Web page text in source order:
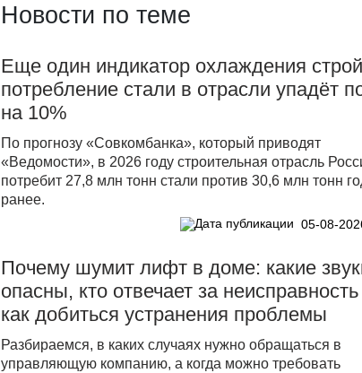
Новости по теме
Еще один индикатор охлаждения
потребление стали в отрасли упадёт
на 10%
По прогнозу «Совкомбанка», который приводят
«Ведомости», в 2026 году строительная отрасль
потребит 27,8 млн тонн стали против 30,6 млн тонн
ранее.
05-08-
Почему шумит лифт в доме: какие
опасны, кто отвечает за
как добиться устранения проблемы
Разбираемся, в каких случаях нужно обращаться в
управляющую компанию, а когда можно требовать